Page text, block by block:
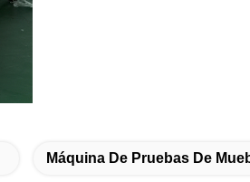
Máquina De Pruebas De